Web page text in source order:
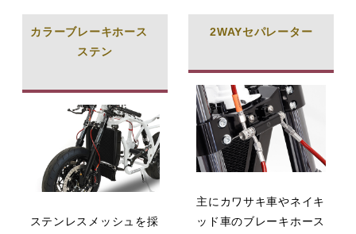
カラーブレーキホース
ステン
ステンレスメッシュを採
2WAYセパレーター
主にカワサキ車やネイキ
ッド車のブレーキホース